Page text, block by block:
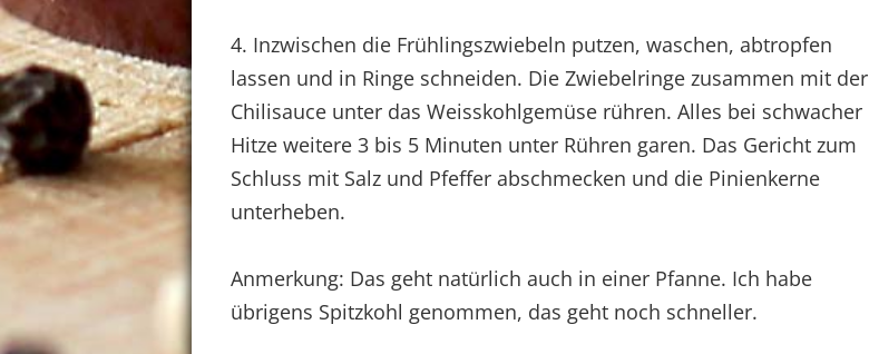
4. Inzwischen die Frühlingszwiebeln putzen, waschen, abtropfen
lassen und in Ringe schneiden. Die Zwiebelringe zusammen mit der
Chilisauce unter das Weisskohlgemüse rühren. Alles bei schwacher
Hitze weitere 3 bis 5 Minuten unter Rühren garen. Das Gericht zum
Schluss mit Salz und Pfeffer abschmecken und die Pinienkerne
unterheben.
Anmerkung: Das geht natürlich auch in einer Pfanne. Ich habe
übrigens Spitzkohl genommen, das geht noch schneller.